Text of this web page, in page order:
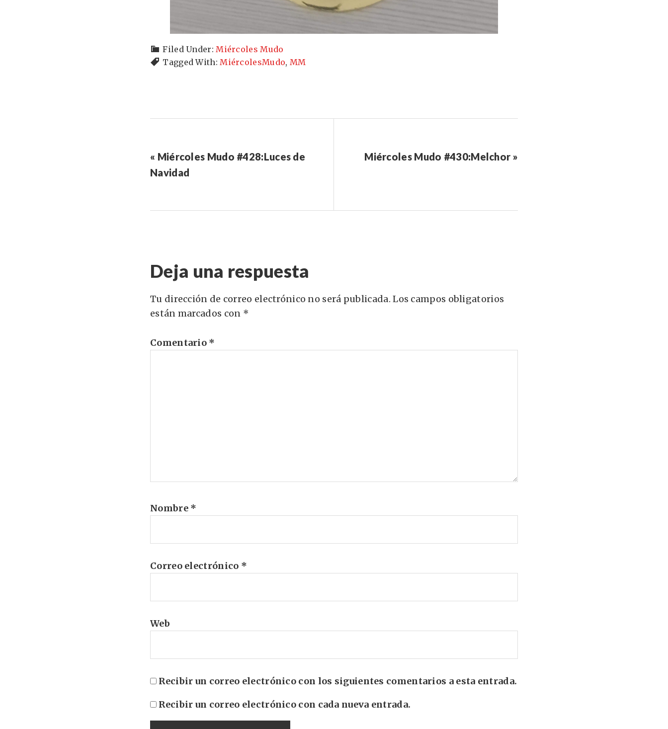
Filed Under:Miércoles Mudo
Tagged With:MiércolesMudo, MM
« Miércoles Mudo #428:Luces de
Navidad
Miércoles Mudo #430:Melchor »
Deja una respuesta
Tu dirección de correo electrónico no será publicada. Los campos obligatorios
están marcados con *
Comentario *
Nombre *
Correo electrónico *
Web
Recibir un correo electrónico con los siguientes comentarios a esta entrada.
Recibir un correo electrónico con cada nueva entrada.